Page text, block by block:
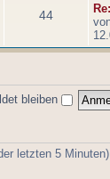
44
bleiben
letzten 5 Minuten)